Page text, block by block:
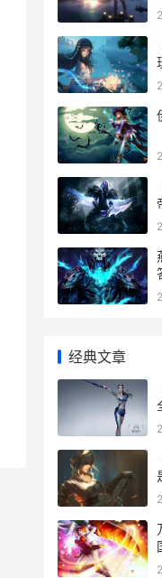
经典文章